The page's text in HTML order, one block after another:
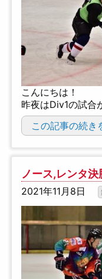
こんにちは！
昨夜はDiv1の試合
この記事の続き
ノース,レンタ決
2021年11月8日